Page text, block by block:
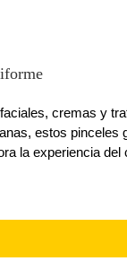
cremas y
estos pinceles
la experiencia